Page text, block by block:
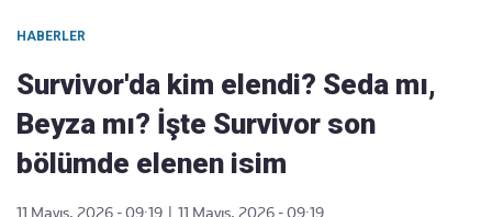
HABERLER
Survivor'da kim elendi? Seda mı,
Beyza mı? İşte Survivor son
bölümde elenen isim
11 Mayıs, 2026 - 09:19
11 Mayıs, 2026 - 09:19